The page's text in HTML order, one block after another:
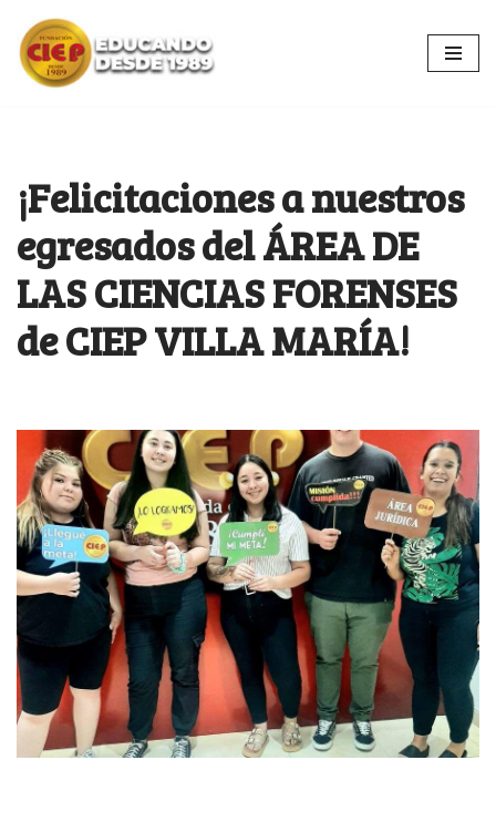
Ir
al
¡Felicitaciones a nuestros
egresados del ÁREA DE
LAS CIENCIAS FORENSES
de CIEP VILLA MARÍA!